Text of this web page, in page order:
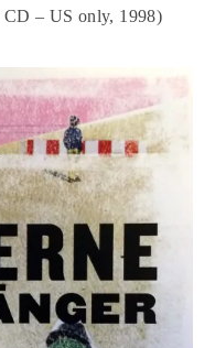
– US only, 1998)